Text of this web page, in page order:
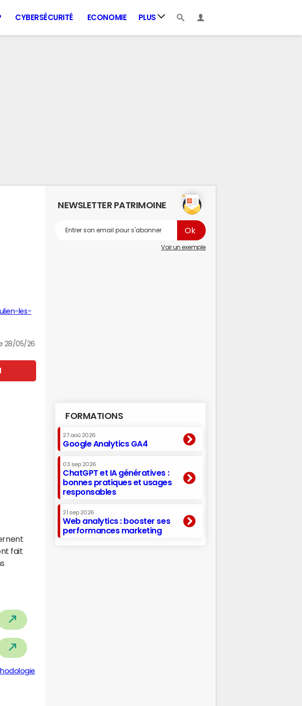
CYBERSÉCURITÉ ECONOMIE PLUS
les-
28/05/26
fait
NEWSLETTER PATRIMOINE
Voir un exemple
FORMATIONS
27 aoû 2026
Google Analytics GA4
03 sep 2026
ChatGPT et IA génératives :
bonnes pratiques et usages
responsables
21 sep 2026
Web analytics : booster ses
performances marketing